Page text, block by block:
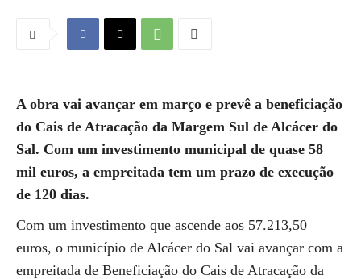
A obra vai avançar em março e prevê a beneficiação
do Cais de Atracação da Margem Sul de Alcácer do
Sal. Com um investimento municipal de quase 58
mil euros, a empreitada tem um prazo de execução
de 120 dias.
Com um investimento que ascende aos 57.213,50
euros, o município de Alcácer do Sal vai avançar com a
empreitada de Beneficiação do Cais de Atracação da